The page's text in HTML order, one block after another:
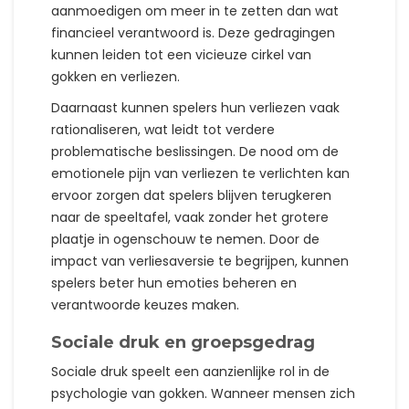
aanmoedigen om meer in te zetten dan wat
financieel verantwoord is. Deze gedragingen
kunnen leiden tot een vicieuze cirkel van
gokken en verliezen.
Daarnaast kunnen spelers hun verliezen vaak
rationaliseren, wat leidt tot verdere
problematische beslissingen. De nood om de
emotionele pijn van verliezen te verlichten kan
ervoor zorgen dat spelers blijven terugkeren
naar de speeltafel, vaak zonder het grotere
plaatje in ogenschouw te nemen. Door de
impact van verliesaversie te begrijpen, kunnen
spelers beter hun emoties beheren en
verantwoorde keuzes maken.
Sociale druk en groepsgedrag
Sociale druk speelt een aanzienlijke rol in de
psychologie van gokken. Wanneer mensen zich